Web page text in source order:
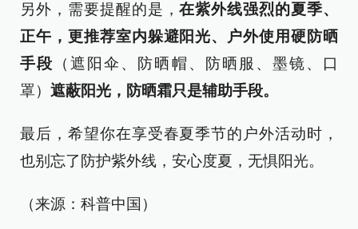
另外，需要提醒的是，在紫外线强烈的夏季、
正午，更推荐室内躲避阳光、户外使用硬防晒
手段
（遮阳伞、防晒帽、防晒服、墨镜、口
罩） 遮蔽阳光，防晒霜只是辅助手段。
最后，希望你在享受春夏季节的户外活动时，
也别忘了防护紫外线，安心度夏，无惧阳光。
（来源：科普中国）